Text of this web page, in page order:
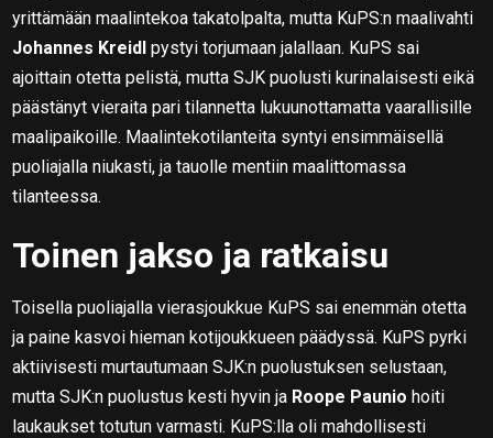
yrittämään maalintekoa takatolpalta, mutta KuPS:n maalivahti
Johannes Kreidl pystyi torjumaan jalallaan. KuPS sai
ajoittain otetta pelistä, mutta SJK puolusti kurinalaisesti eikä
päästänyt vieraita pari tilannetta lukuunottamatta vaarallisille
maalipaikoille. Maalintekotilanteita syntyi ensimmäisellä
puoliajalla niukasti, ja tauolle mentiin maalittomassa
tilanteessa.
Toinen jakso ja ratkaisu
Toisella puoliajalla vierasjoukkue KuPS sai enemmän otetta
ja paine kasvoi hieman kotijoukkueen päädyssä. KuPS pyrki
aktiivisesti murtautumaan SJK:n puolustuksen selustaan,
mutta SJK:n puolustus kesti hyvin ja Roope Paunio hoiti
laukaukset totutun varmasti. KuPS:lla oli mahdollisesti